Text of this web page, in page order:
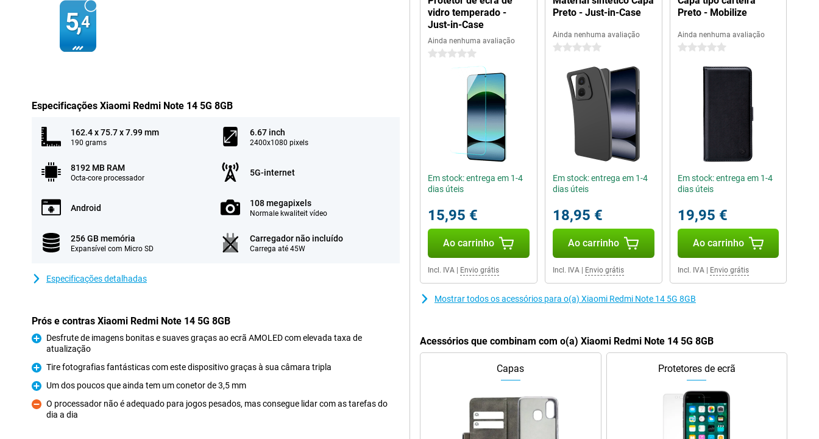
5,4
Especificações Xiaomi Redmi Note 14 5G 8GB
162.4 x 75.7 x 7.99 mm
190 grams
6.67 inch
2400x1080 pixels
8192 MB RAM
Octa-core processador
5G-internet
Android 108 megapixels
Normale kwaliteit vídeo
256 GB memória
Expansível com Micro SD
Carregador não incluído
Carrega até 45W
Especificações detalhadas
Prós e contras Xiaomi Redmi Note 14 5G 8GB
Prós
Desfrute de imagens bonitas e suaves graças ao ecrã AMOLED com elevada taxa de
atualização
Prós
Tire fotografias fantásticas com este dispositivo graças à sua câmara tripla
Prós
Um dos poucos que ainda tem um conetor de 3,5 mm
Contras
O processador não é adequado para jogos pesados, mas consegue lidar com as tarefas do
dia a dia
vidro temperado -
Just-in-Case
Ainda nenhuma avaliação
0 estrelas
Em stock: entrega em 1-4
dias úteis
15,95 €
Ao carrinho
Incl. IVA Envio grátis
Preto - Just-in-Case
Ainda nenhuma avaliação
0 estrelas
Em stock: entrega em 1-4
dias úteis
18,95 €
Ao carrinho
Incl. IVA| Envio grátis
Preto - Mobilize
Ainda nenhuma avaliação
0 estrelas
Em stock: entrega em 1-4
dias úteis
19,95 €
Ao carrinho
Incl. IVA| Envio grátis
Mostrar todos os acessórios para o(a) Xiaomi Redmi Note 14 5G 8GB
Acessórios que combinam com o(a) Xiaomi Redmi Note 14 5G 8GB
Capas Protetores de ecrã